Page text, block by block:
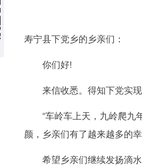
寿宁县下党乡的乡亲们：
你们好!
来信收悉。得知下党实现
“车岭车上天，九岭爬九年
颜，乡亲们有了越来越多的
希望乡亲们继续发扬滴水